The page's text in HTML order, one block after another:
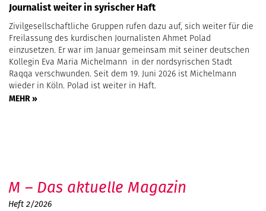
Journalist weiter in syrischer Haft
Zivilgesellschaftliche Gruppen rufen dazu auf, sich weiter für die
Freilassung des kurdischen Journalisten Ahmet Polad
einzusetzen. Er war im Januar gemeinsam mit seiner deutschen
Kollegin Eva Maria Michelmann in der nordsyrischen Stadt
Raqqa verschwunden. Seit dem 19. Juni 2026 ist Michelmann
wieder in Köln. Polad ist weiter in Haft.
MEHR »
M – Das aktuelle Magazin
Heft 2/2026